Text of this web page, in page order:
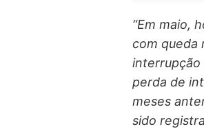
“Em maio,
com queda
interrupção
perda de
meses
sido